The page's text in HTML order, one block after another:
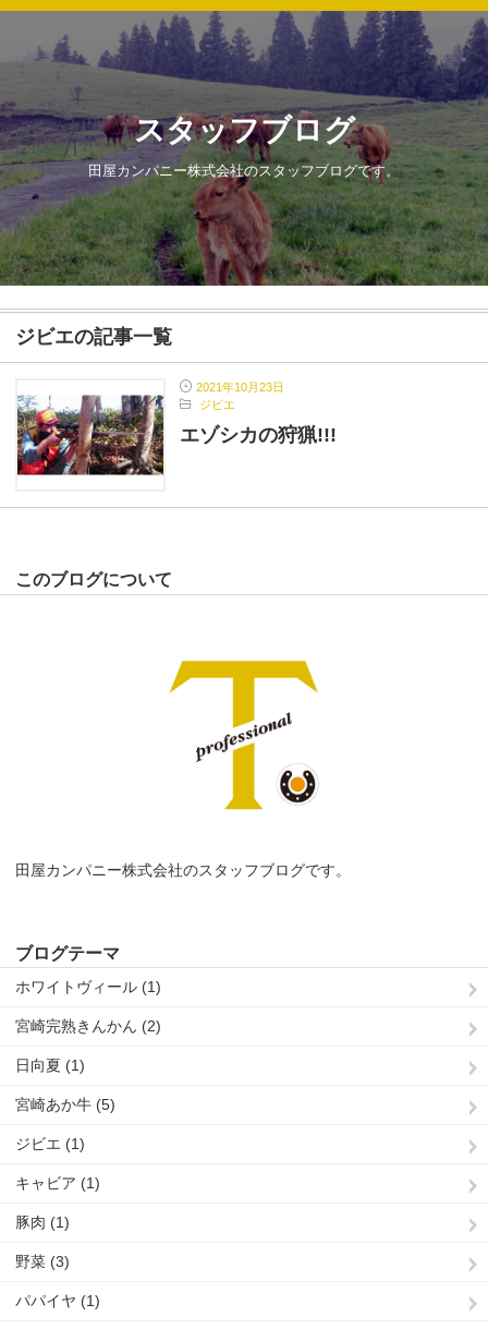
スタッフブログ
田屋カンパニー株式会社のスタッフブログです。
ジビエの記事一覧
2021年10月23日
ジビエ
エゾシカの狩猟!!!
このブログについて
田屋カンパニー株式会社のスタッフブログです。
ブログテーマ
ホワイトヴィール (1)
宮崎完熟きんかん (2)
日向夏 (1)
宮崎あか牛 (5)
ジビエ (1)
キャビア (1)
豚肉 (1)
野菜 (3)
パパイヤ (1)